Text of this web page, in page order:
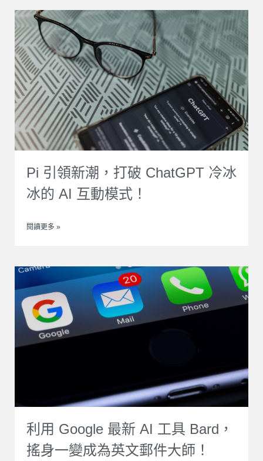
Pi 引領新潮，打破 ChatGPT 冷冰
冰的 AI 互動模式！
閱讀更多 »
利用 Google 最新 AI 工具 Bard，
搖身一變成為英文郵件大師！